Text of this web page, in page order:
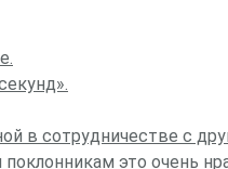
в сотрудничестве с
это очень